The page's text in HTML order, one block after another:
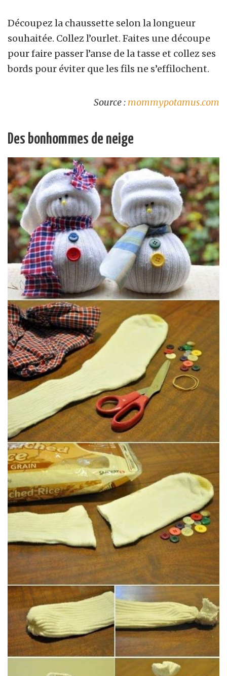
Découpez la chaussette selon la longueur
souhaitée. Collez l’ourlet. Faites une découpe
pour faire passer l’anse de la tasse et collez ses
bords pour éviter que les fils ne s’effilochent.
Source : mommypotamus.com
Des bonhommes de neige